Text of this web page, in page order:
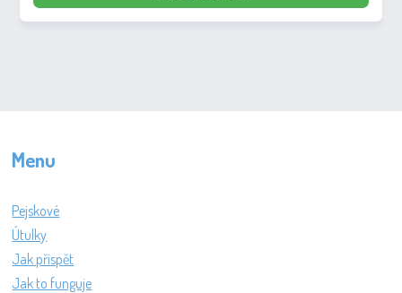
Menu
Pejskové
Útulky
Jak přispět
Jak to funguje